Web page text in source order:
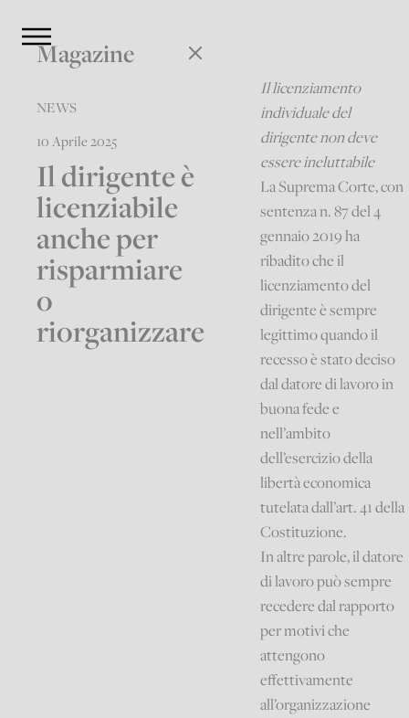
Magazine
NEWS
10 Aprile 2025
Il dirigente è
licenziabile
anche per
risparmiare
o
riorganizzare
Il licenziamento
individuale del
dirigente non deve
essere ineluttabile
La Suprema Corte, con
sentenza n. 87 del 4
gennaio 2019 ha
ribadito che il
licenziamento del
dirigente è sempre
legittimo quando il
recesso è stato deciso
dal datore di lavoro in
buona fede e
nell’ambito
dell’esercizio della
libertà economica
tutelata dall’art. 41 della
Costituzione.
In altre parole, il datore
di lavoro può sempre
recedere dal rapporto
per motivi che
attengono
effettivamente
all’organizzazione